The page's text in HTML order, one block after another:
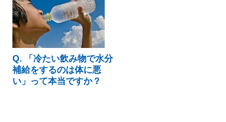
Q. 「冷たい飲み物で水分
補給をするのは体に悪
い」って本当ですか？